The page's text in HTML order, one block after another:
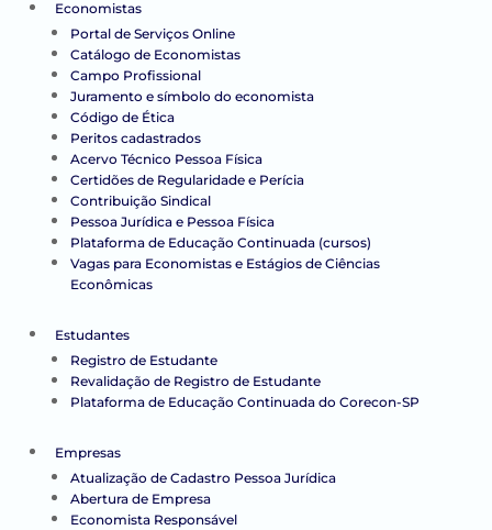
Economistas
Portal de Serviços Online
Catálogo de Economistas
Campo Profissional
Juramento e símbolo do economista
Código de Ética
Peritos cadastrados
Acervo Técnico Pessoa Física
Certidões de Regularidade e Perícia
Contribuição Sindical
Pessoa Jurídica e Pessoa Física
Plataforma de Educação Continuada (cursos)
Vagas para Economistas e Estágios de Ciências
Econômicas
Estudantes
Registro de Estudante
Revalidação de Registro de Estudante
Plataforma de Educação Continuada do Corecon-SP
Empresas
Atualização de Cadastro Pessoa Jurídica
Abertura de Empresa
Economista Responsável